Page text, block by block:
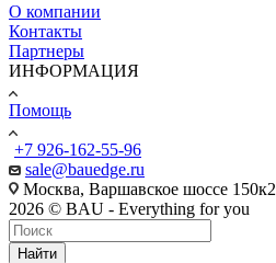
О компании
Контакты
Партнеры
ИНФОРМАЦИЯ
Помощь
+7 926-162-55-96
sale@bauedge.ru
Москва, Варшавское шоссе 150к2
2026 © BAU - Everything for you
Найти